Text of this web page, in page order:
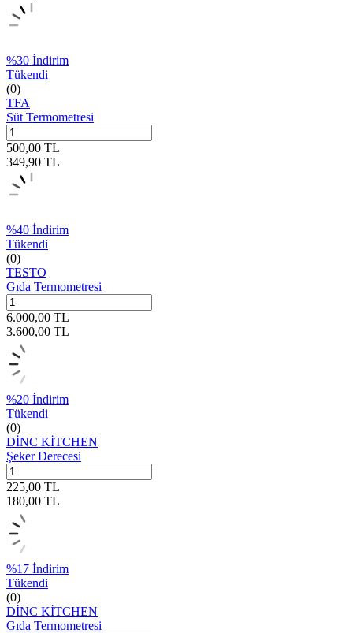
%30 İndirim
Tükendi
(0)
TFA
Süt Termometresi
500,00 TL
349,90 TL
%40 İndirim
Tükendi
(0)
TESTO
Gıda Termometresi
6.000,00 TL
3.600,00 TL
%20 İndirim
Tükendi
(0)
DİNC KİTCHEN
Şeker Derecesi
225,00 TL
180,00 TL
%17 İndirim
Tükendi
(0)
DİNC KİTCHEN
Gıda Termometresi